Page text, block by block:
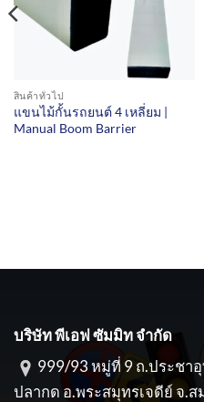
สินค้าทั่วไป
แขนไม้กั้นรถยนต์ 4 เหลี่ยม |
Manual Boom Barrier
บริษัท พีเอฟ ซัมมิท จำกัด
999/93 หมู่ที่ 9 ถ.ประชา
ปลากด อ.พระสมุทรเจดีย์ จ.